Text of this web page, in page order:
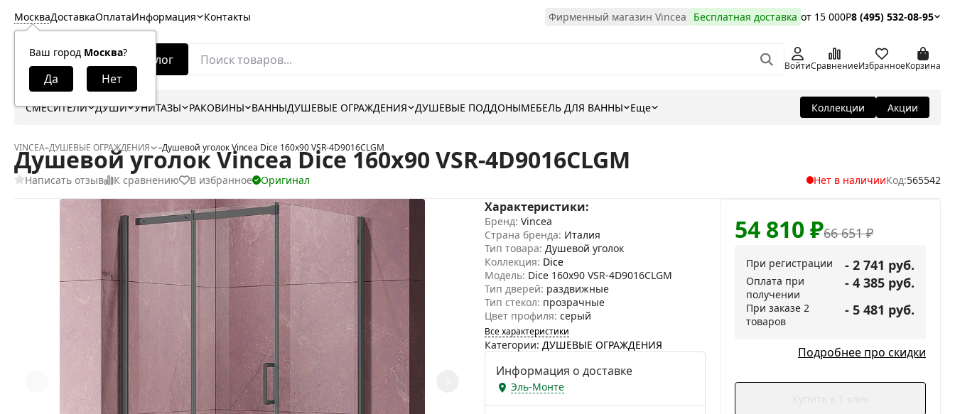
Москва
Ваш город Москва?
ДоставкаОплатаИнформация Контакты Фирменный магазин Vincea Бесплатная доставка от 15 000Р8 (495) 532-08-95
Каталог ВойтиСравнениеИзбранноеКорзина
СМЕСИТЕЛИ ДУШИ УНИТАЗЫ РАКОВИНЫ ВАННЫДУШЕВЫЕ ОГРАЖДЕНИЯ ДУШЕВЫЕ ПОДДОНЫМЕБЕЛЬ ДЛЯ ВАННЫ Еще Коллекции Акции
VINCEA–ДУШЕВЫЕ ОГРАЖДЕНИЯ –Душевой уголок Vincea Dice 160x90 VSR-4D9016CLGM
Душевой уголок Vincea Dice 160x90 VSR-4D9016CLGM
Написать отзыв К сравнению В избранное Оригинал Нет в наличииКод:565542
Характеристики:
Бренд: Vincea
Страна бренда: Италия
Тип товара: Душевой уголок
Коллекция: Dice
Модель: Dice 160x90 VSR-4D9016CLGM
Тип дверей: раздвижные
Тип стекол: прозрачные
Цвет профиля: серый
Все характеристики
Категории: ДУШЕВЫЕ ОГРАЖДЕНИЯ
Информация о доставке
Эль-Монте
66 651₽
54 810₽
При регистрации - 2 741 руб.
Оплата при
получении
- 4 385 руб.
При заказе 2
товаров
- 5 481 руб.
Подробнее про скидки